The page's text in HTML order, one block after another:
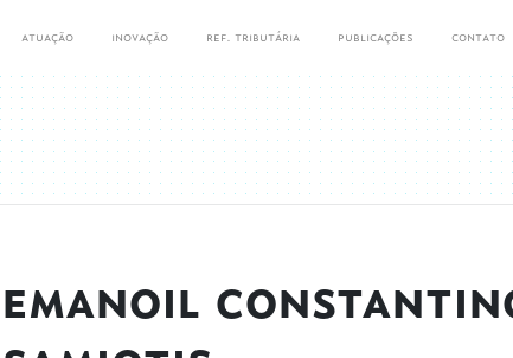
atuação inovação ref. tributária publicações contato
emanoil